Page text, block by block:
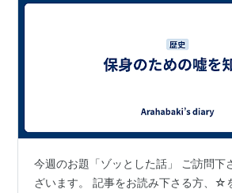
今週のお題「ゾッとした話」 ご訪問下
ざいます。 記事をお読み下さる方、☆